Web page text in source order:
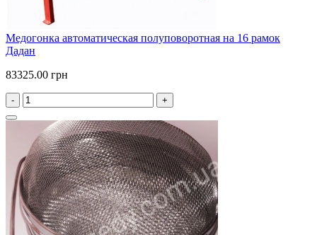
Медогонка автоматическая полуповоротная на 16 рамок
Дадан
83325.00 грн
- +